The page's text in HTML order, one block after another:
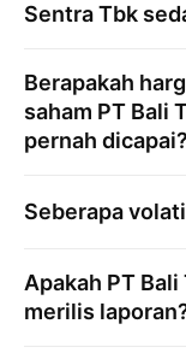
Sentra Tbk
Berapakah
saham PT Bali
pernah dicapai?
Seberapa
Apakah PT
merilis